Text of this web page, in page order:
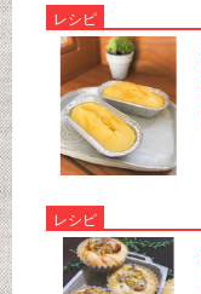
レシピ
レシピ